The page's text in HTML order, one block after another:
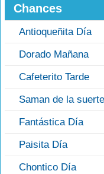
Chances
Antioqueñita Día
Dorado Mañana
Cafeterito Tarde
Saman de la suerte
Fantástica Día
Paisita Día
Chontico Día